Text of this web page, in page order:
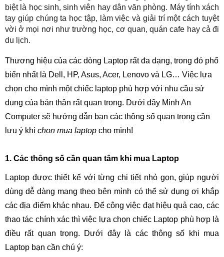
biệt là học sinh, sinh viên hay dân văn phòng. Máy tính xách
tay giúp chúng ta học tập, làm việc và giải trí một cách tuyệt
vời ở mọi nơi như trường học, cơ quan, quán cafe hay cả đi
du lịch.
Thương hiệu của các dòng Laptop rất đa dạng, trong đó phổ
biến nhất là Dell, HP, Asus, Acer, Lenovo và LG… Việc lựa
chọn cho mình một chiếc laptop phù hợp với nhu cầu sử
dụng của bản thân rất quan trọng. Dưới đây Minh An
Computer sẽ hướng dẫn bạn các thông số quan trọng cần
lưu ý khi chọn mua laptop cho mình!
1. Các thông số cần quan tâm khi mua Laptop
Laptop được thiết kế với từng chi tiết nhỏ gọn, giúp người
dùng dễ dàng mang theo bên mình có thể sử dụng ơi khắp
các địa điểm khác nhau. Để công việc đạt hiệu quả cao, các
thao tác chính xác thì việc lựa chọn chiếc Laptop phù hợp là
điều rất quan trọng. Dưới đây là các thông số khi mua
Laptop bạn cần chú ý: